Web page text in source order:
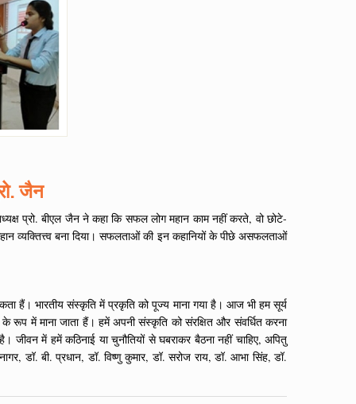
जैन
प्रो. बीएल जैन ने कहा कि सफल लोग महान काम नहीं करते, वो छोटे-
व्यक्तित्त्व बना दिया। सफलताओं की इन कहानियों के पीछे असफलताओं
हैं। भारतीय संस्कृति में प्रकृति को पूज्य माना गया है। आज भी हम सूर्य
में माना जाता हैं। हमें अपनी संस्कृति को संरक्षित और संवर्धित करना
जीवन में हमें कठिनाई या चुनौतियों से घबराकर बैठना नहीं चाहिए, अपितु
डॉ. बी. प्रधान, डॉ. विष्णु कुमार, डॉ. सरोज राय, डॉ. आभा सिंह, डॉ.